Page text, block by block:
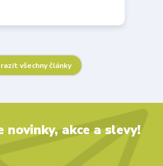
všechny články
novinky, akce a slevy!